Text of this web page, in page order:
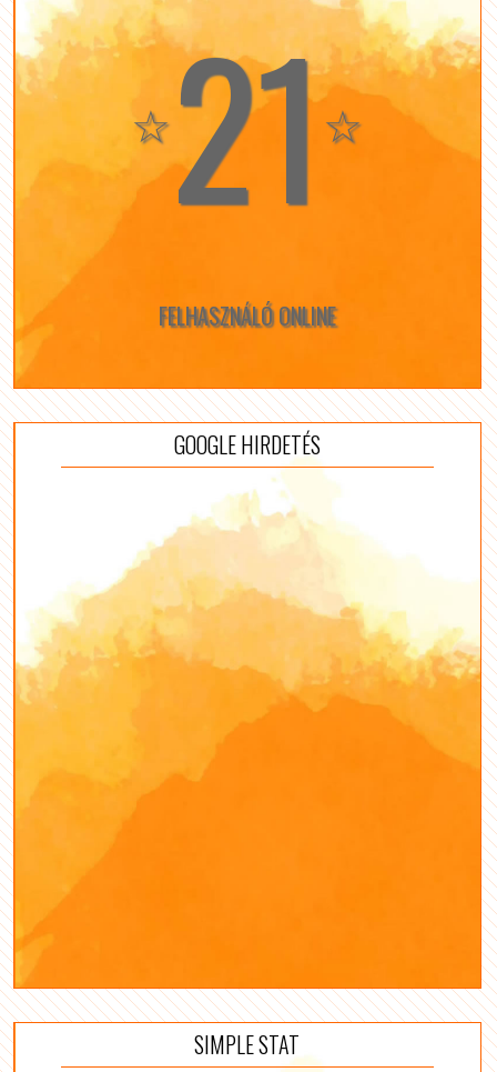
☆21☆
FELHASZNÁLÓ ONLINE
GOOGLE HIRDETÉS
SIMPLE STAT